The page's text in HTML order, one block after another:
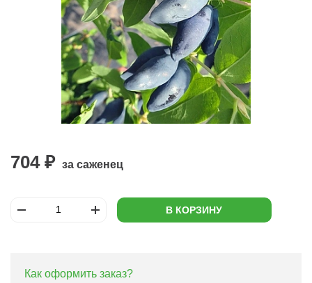
704 ₽ за саженец
В КОРЗИНУ
Как оформить заказ?